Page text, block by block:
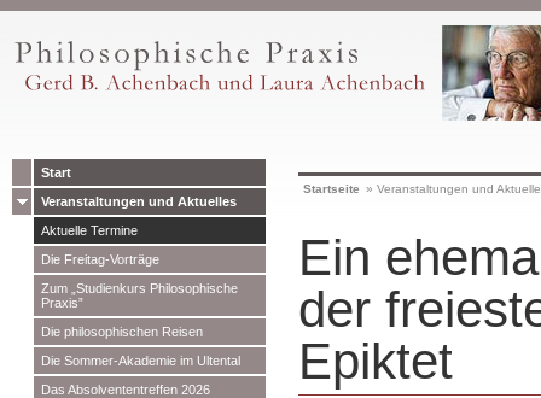
Start
Veranstaltungen und Aktuelles
Aktuelle Termine
Die Freitag-Vorträge
Zum „Studienkurs Philosophische
Praxis”
Die philosophischen Reisen
Die Sommer-Akademie im Ultental
Das Absolvententreffen 2026
Startseite » Veranstaltungen und
Ein
der
Epiktet